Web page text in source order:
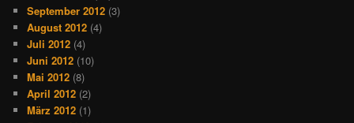
September 2012 (3)
August 2012 (4)
Juli 2012 (4)
Juni 2012 (10)
Mai 2012 (8)
April 2012 (2)
März 2012 (1)